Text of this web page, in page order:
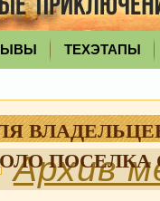
ТЕХЭТАПЫ
Архив